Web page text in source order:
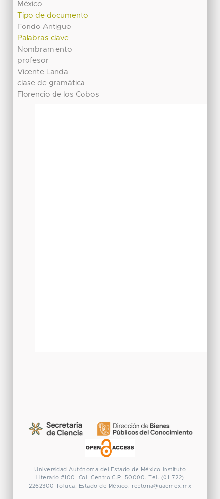
México
Tipo de documento
Fondo Antiguo
Palabras clave
Nombramiento
profesor
Vicente Landa
clase de gramática
Florencio de los Cobos
Universidad Autónoma del Estado de México
Instituto
Literario #100. Col. Centro C.P. 50000. Tel. (01-722)
2262300 Toluca, Estado de México. rectoria@uaemex.mx